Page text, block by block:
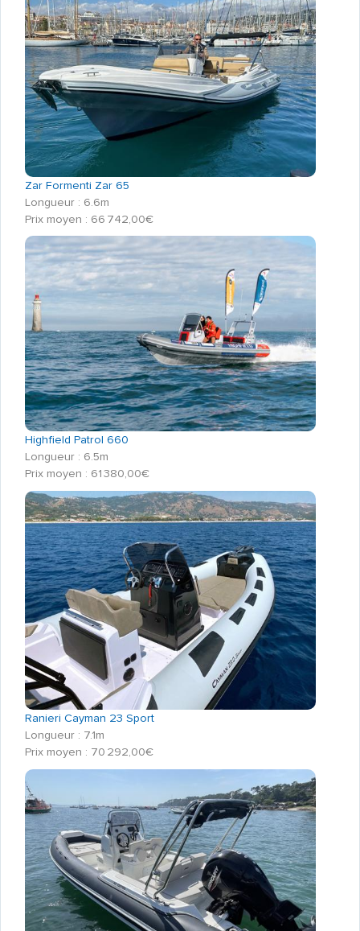
Zar Formenti Zar 65
Longueur : 6.6m
Prix moyen : 66 742,00€
Highfield Patrol 660
Longueur : 6.5m
Prix moyen : 61 380,00€
Ranieri Cayman 23 Sport
Longueur : 7.1m
Prix moyen : 70 292,00€